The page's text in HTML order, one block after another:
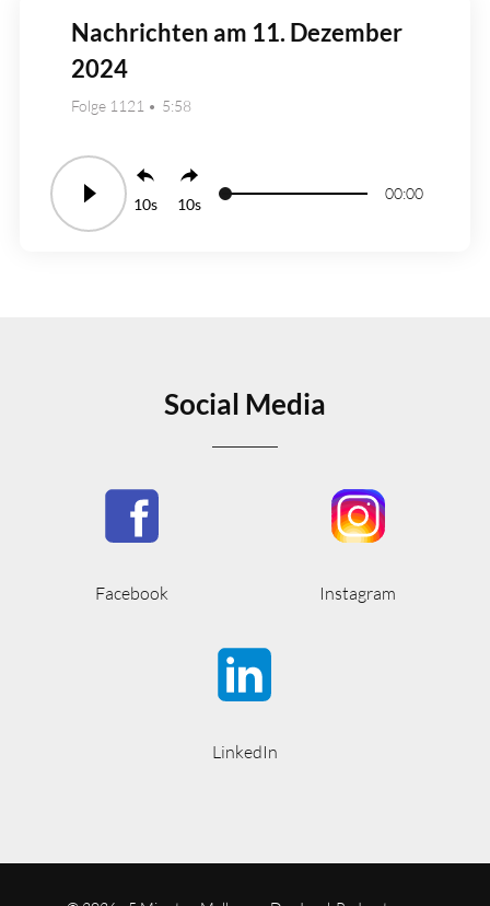
Nachrichten am 11. Dezember
2024
Folge 1121 5:58
10 10
00:00
Social Media
Facebook Instagram
LinkedIn